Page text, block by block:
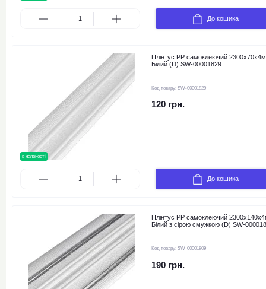
До кошика
в наявності
Плінтус РР самоклеючий
Білий (D) SW-00001829
Код товару: SW-00001829
120 грн.
До кошика
Плінтус РР самоклеючий
Білий з сірою смужкою (D) SW-
Код товару: SW-00001809
190 грн.